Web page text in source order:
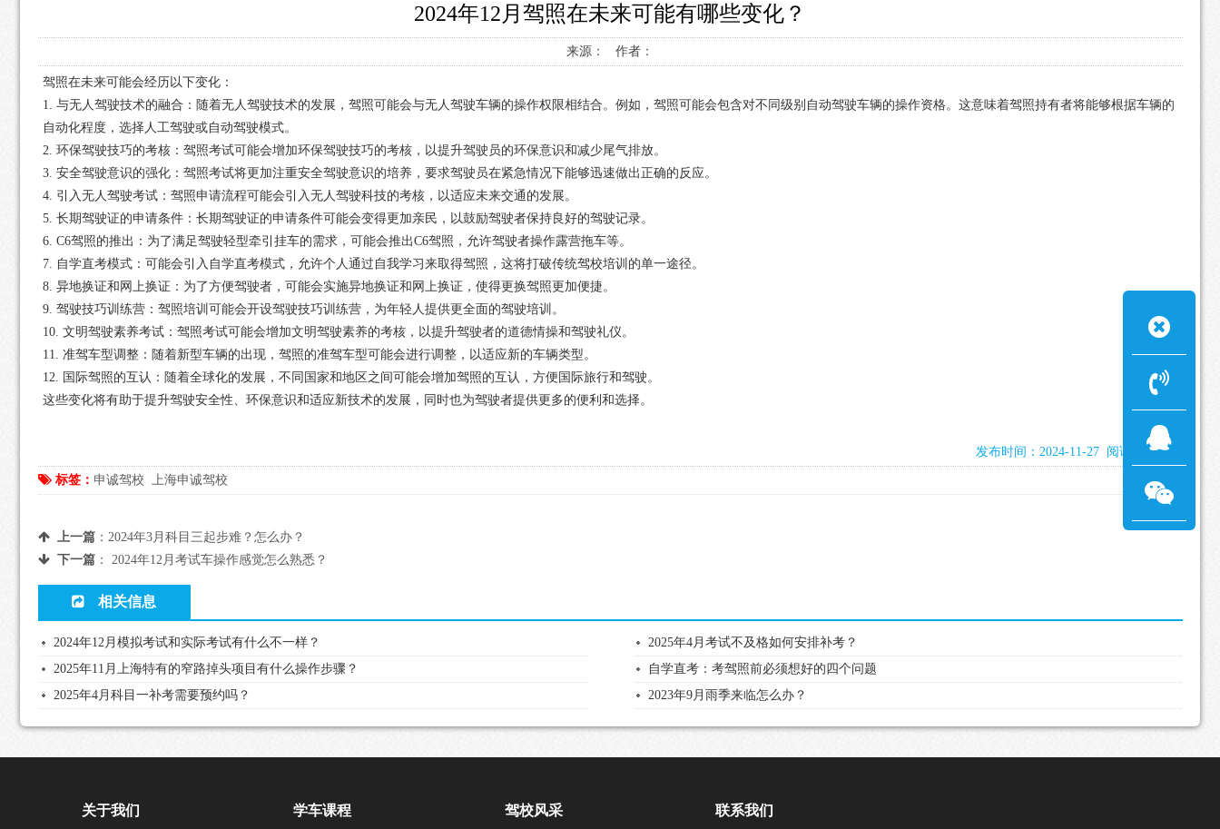
2024年12月驾照在未来可能有哪些变化？
来源： 作者：
驾照在未来可能会经历以下变化：
1. 与无人驾驶技术的融合：随着无人驾驶技术的发展，驾照可能会与无人驾驶车辆的操作权限相结合。例如，驾照可能会包含对不同级别自动驾驶车辆的操作资格。这意味着驾照持有者将能够根据车辆的
自动化程度，选择人工驾驶或自动驾驶模式。
2. 环保驾驶技巧的考核：驾照考试可能会增加环保驾驶技巧的考核，以提升驾驶员的环保意识和减少尾气排放。
3. 安全驾驶意识的强化：驾照考试将更加注重安全驾驶意识的培养，要求驾驶员在紧急情况下能够迅速做出正确的反应。
4. 引入无人驾驶考试：驾照申请流程可能会引入无人驾驶科技的考核，以适应未来交通的发展。
5. 长期驾驶证的申请条件：长期驾驶证的申请条件可能会变得更加亲民，以鼓励驾驶者保持良好的驾驶记录。
6. C6驾照的推出：为了满足驾驶轻型牵引挂车的需求，可能会推出C6驾照，允许驾驶者操作露营拖车等。
7. 自学直考模式：可能会引入自学直考模式，允许个人通过自我学习来取得驾照，这将打破传统驾校培训的单一途径。
8. 异地换证和网上换证：为了方便驾驶者，可能会实施异地换证和网上换证，使得更换驾照更加便捷。
9. 驾驶技巧训练营：驾照培训可能会开设驾驶技巧训练营，为年轻人提供更全面的驾驶培训。
10. 文明驾驶素养考试：驾照考试可能会增加文明驾驶素养的考核，以提升驾驶者的道德情操和驾驶礼仪。
11. 准驾车型调整：随着新型车辆的出现，驾照的准驾车型可能会进行调整，以适应新的车辆类型。
12. 国际驾照的互认：随着全球化的发展，不同国家和地区之间可能会增加驾照的互认，方便国际旅行和驾驶。
这些变化将有助于提升驾驶安全性、环保意识和适应新技术的发展，同时也为驾驶者提供更多的便利和选择。
发布时间：2024-11-27 阅读：1522次
标签： 申诚驾校 上海申诚驾校
上一篇： 2024年3月科目三起步难？怎么办？
下一篇： 2024年12月考试车操作感觉怎么熟悉？
相关信息
2024年12月模拟考试和实际考试有什么不一样？
2025年4月考试不及格如何安排补考？
2025年11月上海特有的窄路掉头项目有什么操作步骤？
自学直考：考驾照前必须想好的四个问题
2025年4月科目一补考需要预约吗？
2023年9月雨季来临怎么办？
关于我们 学车课程 驾校风采 联系我们